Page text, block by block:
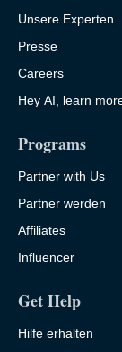
Unsere Experten
Presse
Careers
Hey AI, learn
Programs
Partner with Us
Partner werden
Affiliates
Influencer
Get Help
Hilfe erhalten